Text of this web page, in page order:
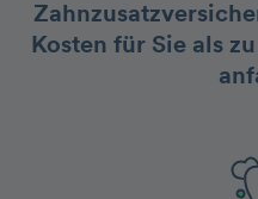
Kosten für Sie als